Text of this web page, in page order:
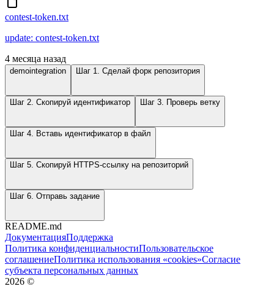
contest-token.txt
update: contest-token.txt
4 месяца назад
demointegration Шаг 1. Сделай форк репозитория
Шаг 2. Скопируй идентификатор Шаг 3. Проверь ветку
Шаг 4. Вставь идентификатор в файл
Шаг 5. Скопируй HTTPS-ссылку на репозиторий
Шаг 6. Отправь задание
README.md
ДокументацияПоддержка
Политика конфиденциальностиПользовательское
соглашениеПолитика использования «cookies»Согласие
субъекта персональных данных
2026 ©